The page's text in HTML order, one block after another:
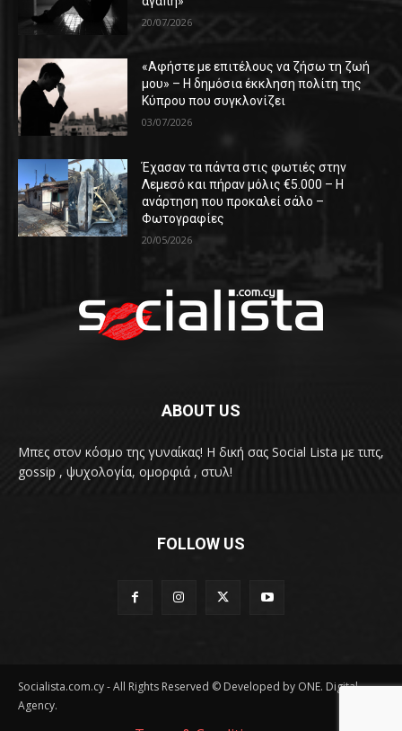
20/07/2026
«Αφήστε με επιτέλους να ζήσω τη ζωή
μου» – Η δημόσια έκκληση πολίτη της
Κύπρου που συγκλονίζει
03/07/2026
Έχασαν τα πάντα στις φωτιές στην
Λεμεσό και πήραν μόλις €5.000 – Η
ανάρτηση που προκαλεί σάλο –
Φωτογραφίες
20/05/2026
ABOUT US
Μπες στον κόσμο της γυναίκας! H δική σας Social Lista με τιπς,
gossip , ψυχολογία, ομορφιά , στυλ!
FOLLOW US
Socialista.com.cy - All Rights Reserved © Developed by ONE. Digital
Agency.